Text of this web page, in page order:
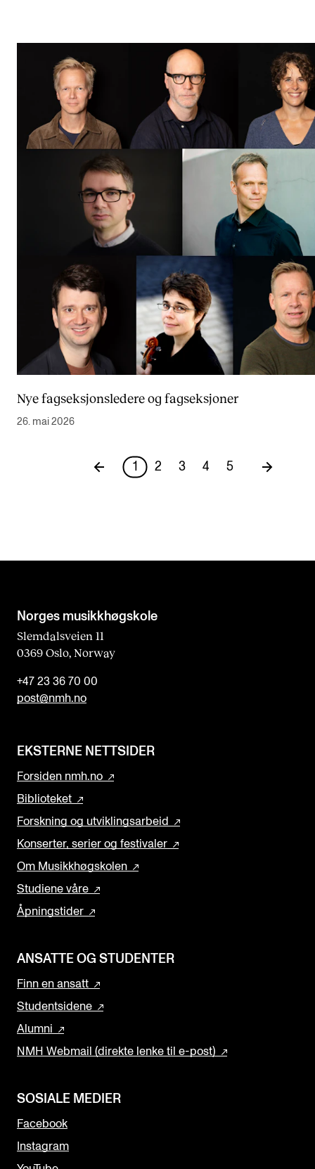
Nye fagseksjonsledere og fagseksjoner
26. mai 2026
1 2 3 4 5
Norges musikk­høgskole
Slemdalsveien 11
0369 Oslo, Norway
+47 23 36 70 00
post@nmh.no
EKSTERNE NETTSIDER
Forsiden nmh.no
Biblioteket
Forskning og utviklingsarbeid
Konserter, serier og festivaler
Om Musikkhøgskolen
Studiene våre
Åpningstider
ANSATTE OG STUDENTER
Finn en ansatt
Studentsidene
Alumni
NMH Webmail (direkte lenke til e-post)
SOSIALE MEDIER
Facebook
Instagram